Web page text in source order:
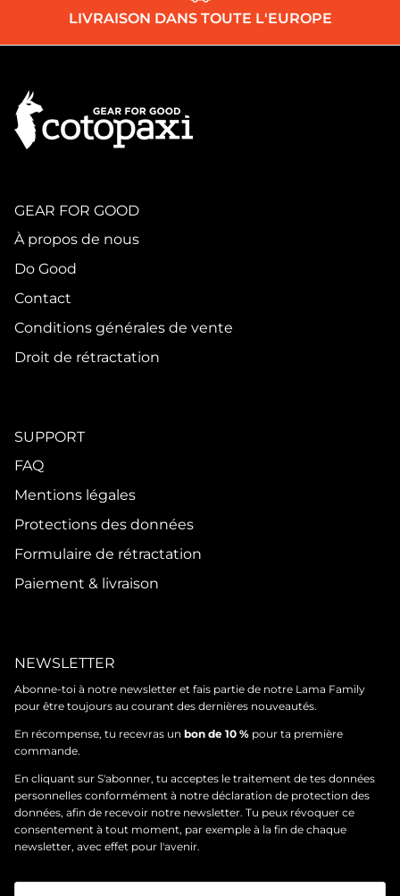
LIVRAISON DANS TOUTE L'EUROPE
GEAR FOR GOOD
À propos de nous
Do Good
Contact
Conditions générales de vente
Droit de rétractation
SUPPORT
FAQ
Mentions légales
Protections des données
Formulaire de rétractation
Paiement & livraison
NEWSLETTER
Abonne-toi à notre newsletter et fais partie de notre Lama Family
pour être toujours au courant des dernières nouveautés.
En récompense, tu recevras un bon de 10 % pour ta première
commande.
En cliquant sur S'abonner, tu acceptes le traitement de tes données
personnelles conformément à notre déclaration de protection des
données, afin de recevoir notre newsletter. Tu peux révoquer ce
consentement à tout moment, par exemple à la fin de chaque
newsletter, avec effet pour l'avenir.